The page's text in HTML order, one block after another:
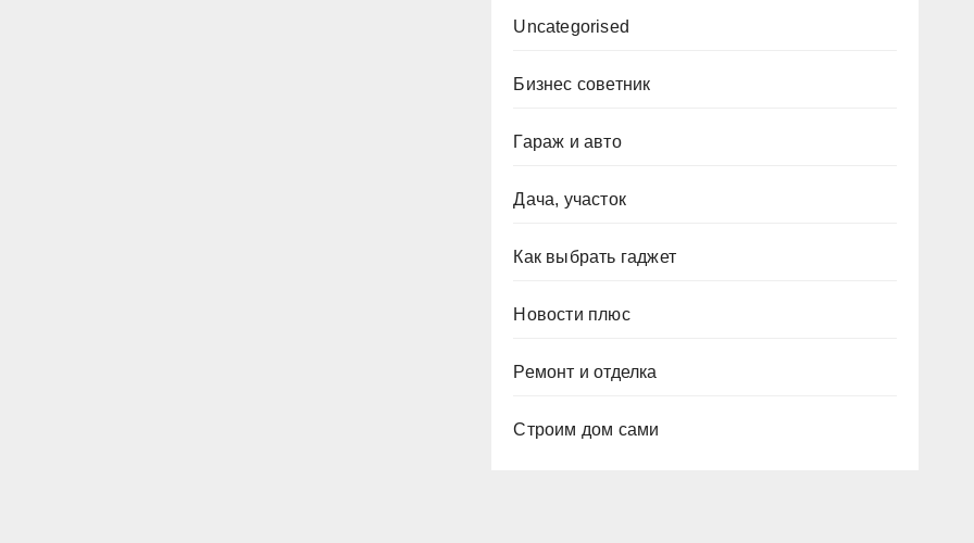
Uncategorised
Бизнес советник
Гараж и авто
Дача, участок
Как выбрать гаджет
Новости плюс
Ремонт и отделка
Строим дом сами